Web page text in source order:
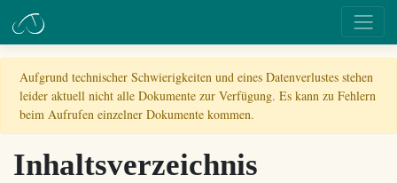
Aufgrund technischer Schwierigkeiten und eines Datenverlustes stehen
leider aktuell nicht alle Dokumente zur Verfügung. Es kann zu Fehlern
beim Aufrufen einzelner Dokumente kommen.
Inhaltsverzeichnis